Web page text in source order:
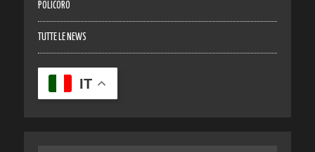
POLICORO
TUTTE LE NEWS
IT